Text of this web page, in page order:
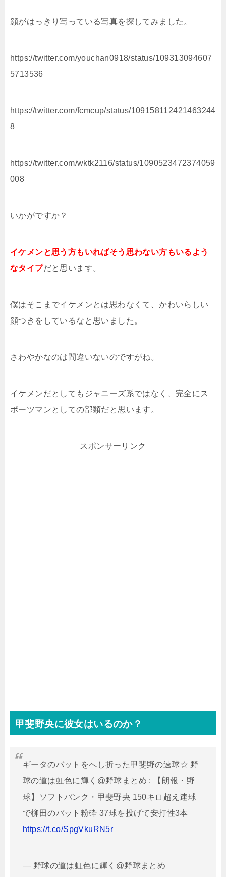
顔がはっきり写っている写真を探してみました。
https://twitter.com/youchan0918/status/109313094607
5713536
https://twitter.com/fcmcup/status/109158112421463244
8
https://twitter.com/wktk2116/status/1090523472374059
008
いかがですか？
イケメンと思う方もいればそう思わない方もいるよう
なタイプだと思います。
僕はそこまでイケメンとは思わなくて、かわいらしい
顔つきをしているなと思いました。
さわやかなのは間違いないのですがね。
イケメンだとしてもジャニーズ系ではなく、完全にス
ポーツマンとしての部類だと思います。
スポンサーリンク
甲斐野央に彼女はいるのか？
ギータのバットをへし折った甲斐野の速球☆ 野
球の道は虹色に輝く@野球まとめ : 【朗報・野
球】ソフトバンク・甲斐野央 150キロ超え速球
で柳田のバット粉砕 37球を投げて安打性3本
https://t.co/SpgVkuRN5r
— 野球の道は虹色に輝く@野球まとめ